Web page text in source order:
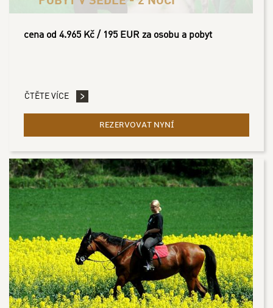
cena od 4.965 Kč / 195 EUR za osobu a pobyt
ČTĚTE VÍCE
REZERVOVAT NYNÍ